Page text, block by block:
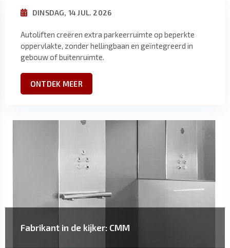
DINSDAG, 14 JUL. 2026
Autoliften creëren extra parkeerruimte op beperkte
oppervlakte, zonder hellingbaan en geïntegreerd in
gebouw of buitenruimte.
ONTDEK MEER
Fabrikant in de kijker: CMM